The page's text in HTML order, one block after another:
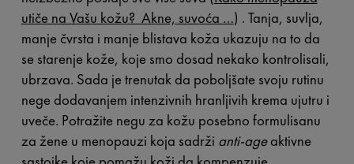
utiče na Vašu kožu? Akne, suvoća …) . Tanja, suvlja,
manje čvrsta i manje blistava koža ukazuju na to da
se starenje kože, koje smo dosad nekako kontrolisali,
ubrzava. Sada je trenutak da poboljšate svoju rutinu
nege dodavanjem intenzivnih hranljivih krema ujutru i
uveče. Potražite negu za kožu posebno formulisanu
za žene u menopauzi koja sadrži anti-ageaktivne